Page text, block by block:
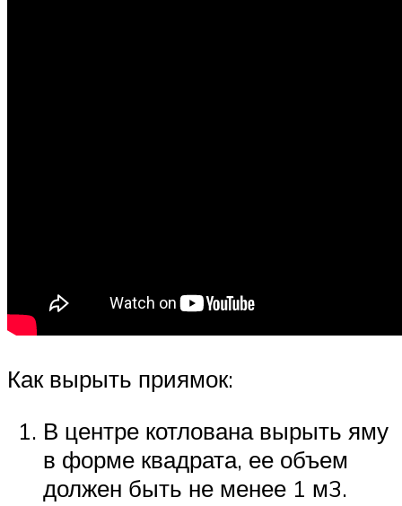
Как вырыть приямок:
В центре котлована вырыть яму
в форме квадрата, ее объем
должен быть не менее 1 м3.